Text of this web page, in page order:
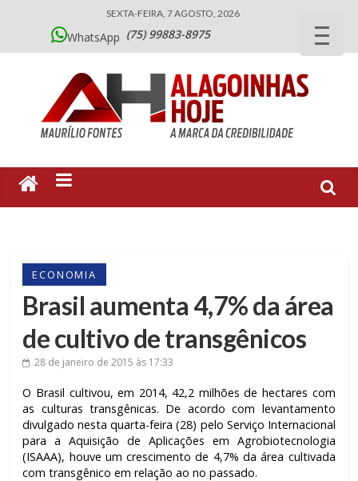
SEXTA-FEIRA, 7 AGOSTO, 2026
WhatsApp (75) 99883-8975
ECONOMIA
Brasil aumenta 4,7% da área
de cultivo de transgênicos
28 de janeiro de 2015 às 17:33
O Brasil cultivou, em 2014, 42,2 milhões de hectares com
as culturas transgênicas. De acordo com levantamento
divulgado nesta quarta-feira (28) pelo Serviço Internacional
para a Aquisição de Aplicações em Agrobiotecnologia
(ISAAA), houve um crescimento de 4,7% da área cultivada
com transgênico em relação ao no passado.